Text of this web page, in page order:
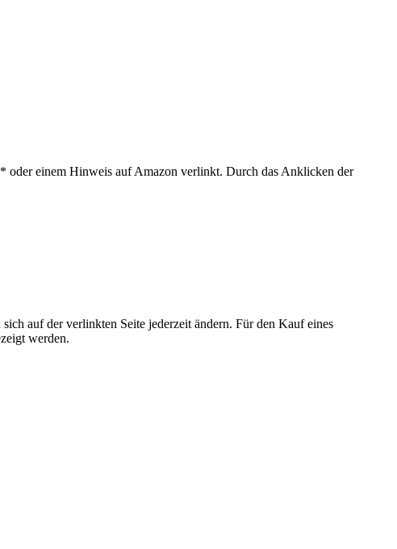
oder einem Hinweis auf Amazon verlinkt. Durch das Anklicken der
auf der verlinkten Seite jederzeit ändern. Für den Kauf eines
werden.